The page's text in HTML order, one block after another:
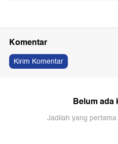
Komentar
Kirim Komentar
Belum ada
Jadilah yang